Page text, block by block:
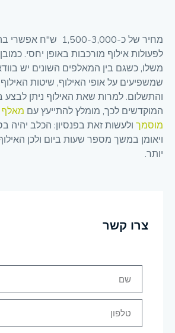
מחיר של כ-1,500-3,000
לפעולות אילוף מורכבות באופן יחסי.
משלו, כשגם בין המאלפים השונים יש
שמשפיעים על אופי האילוף, שיטות
והתשלום. למרות שאת האילוף ניתן לבצע
המוקדשים לכך, מומלץ להתייעץ עם מאלף
מוסמך ולעשות זאת בפנסיון: הכלב יהיה
ויאומן במשך מספר שעות ביום ולכן
יותר.
צרו קשר